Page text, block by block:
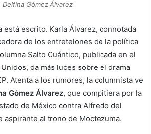
Delfina Gómez Álvarez
está escrito. Karla Álvarez, connotada
de los entretelones de la política
Salto Cuántico, publicada en el
da más luces sobre el drama
Atenta a los rumores, la columnista ve
Gómez Álvarez, que compitiera por la
de México contra Alfredo del
aspirante al trono de Moctezuma.